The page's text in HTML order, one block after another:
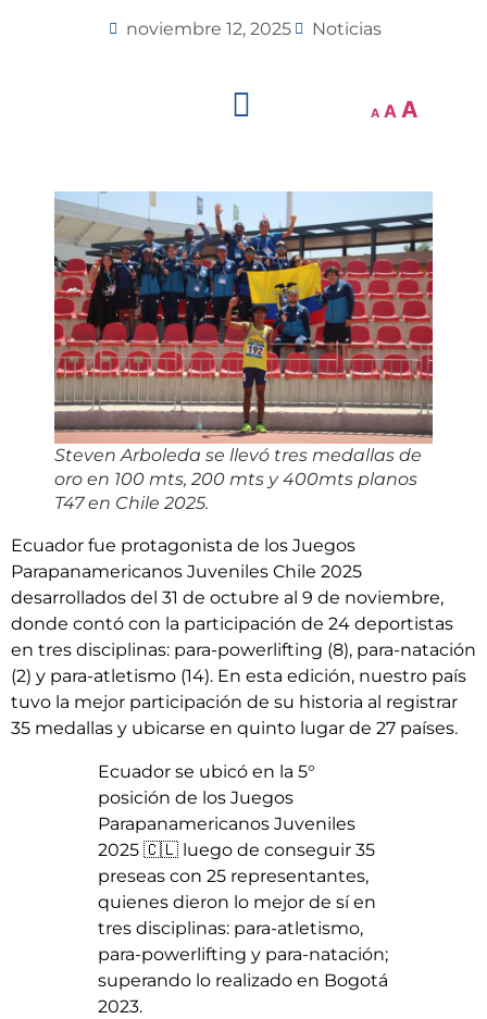
noviembre 12, 2025 Noticias
A A A
Steven Arboleda se llevó tres medallas de
oro en 100 mts, 200 mts y 400mts planos
T47 en Chile 2025.
Ecuador fue protagonista de los Juegos
Parapanamericanos Juveniles Chile 2025
desarrollados del 31 de octubre al 9 de noviembre,
donde contó con la participación de 24 deportistas
en tres disciplinas: para-powerlifting (8), para-natación
(2) y para-atletismo (14). En esta edición, nuestro país
tuvo la mejor participación de su historia al registrar
35 medallas y ubicarse en quinto lugar de 27 países.
Ecuador se ubicó en la 5°
posición de los Juegos
Parapanamericanos Juveniles
2025 🇨🇱 luego de conseguir 35
preseas con 25 representantes,
quienes dieron lo mejor de sí en
tres disciplinas: para-atletismo,
para-powerlifting y para-natación;
superando lo realizado en Bogotá
2023.